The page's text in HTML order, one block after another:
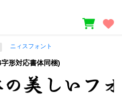
ニィスフォント
形対応書体同梱)